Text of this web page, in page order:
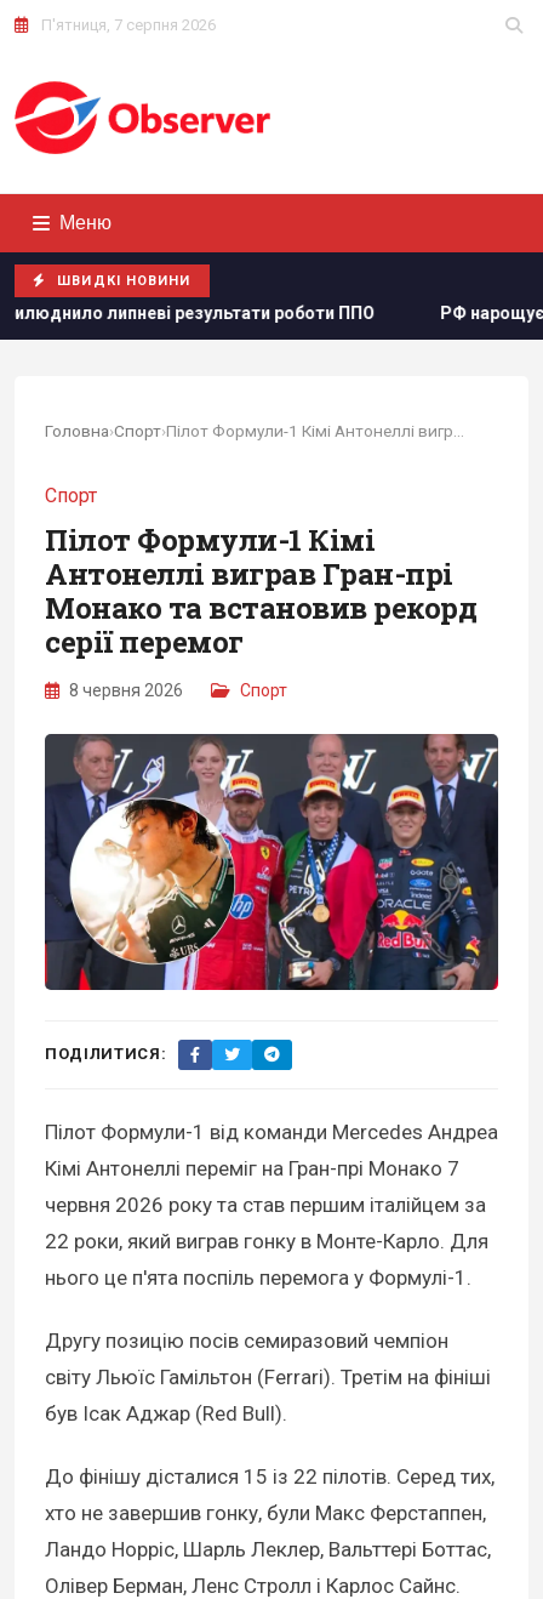
П'ятниця, 7 серпня 2026
Меню
ШВИДКІ НОВИНИ
роботи ППО РФ нарощує випуск "Іскандерів":
Головна›Спорт›
Спорт
Пілот Формули-1 Кімі
Антонеллі виграв Гран-прі
Монако та встановив рекорд
серії перемог
8 червня 2026 Спорт
ПОДІЛИТИСЯ:
Пілот Формули-1 від команди Mercedes Андреа
Кімі Антонеллі переміг на Гран-прі Монако 7
червня 2026 року та став першим італійцем за
22 роки, який виграв гонку в Монте-Карло. Для
нього це п'ята поспіль перемога у Формулі-1.
Другу позицію посів семиразовий чемпіон
світу Льюїс Гамільтон (Ferrari). Третім на фініші
був Ісак Аджар (Red Bull).
До фінішу дісталися 15 із 22 пілотів. Серед тих,
хто не завершив гонку, були Макс Ферстаппен,
Ландо Норріс, Шарль Леклер, Вальттері Боттас,
Олівер Берман, Ленс Стролл і Карлос Сайнс.